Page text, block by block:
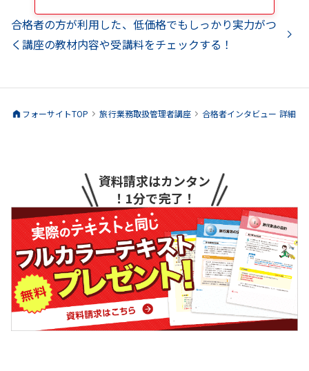
合格者の方が利用した、低価格でもしっかり実力がつ
く講座の教材内容や受講料をチェックする！
フォーサイトTOP 旅行業務取扱管理者講座 合格者インタビュー 詳細
資料請求はカンタン
！1分で完了！